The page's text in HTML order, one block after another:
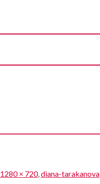
1280 × 720,diana-tarakanova